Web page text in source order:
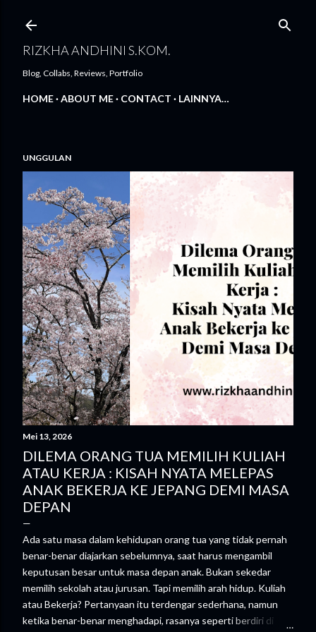
RIZKHA ANDHINI S.KOM.
Blog, Collabs, Reviews, Portfolio
HOME ABOUT ME CONTACT LAINNYA…
UNGGULAN
Mei 13, 2026
DILEMA ORANG TUA MEMILIH KULIAH
ATAU KERJA : KISAH NYATA MELEPAS
ANAK BEKERJA KE JEPANG DEMI MASA
DEPAN
Ada satu masa dalam kehidupan orang tua yang tidak pernah
benar-benar diajarkan sebelumnya, saat harus mengambil
keputusan besar untuk masa depan anak. Bukan sekedar
memilih sekolah atau jurusan. Tapi memilih arah hidup. Kuliah
atau Bekerja? Pertanyaan itu terdengar sederhana, namun
ketika benar-benar menghadapi, rasanya seperti berdiri di